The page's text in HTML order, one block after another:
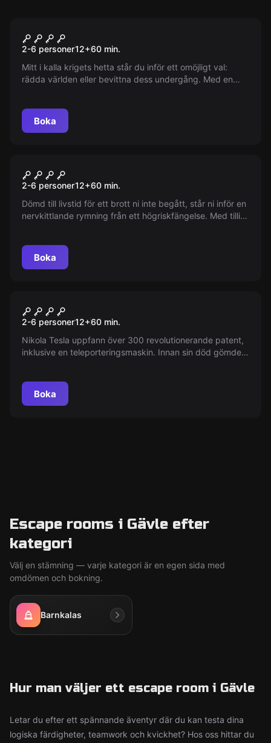
THE BUNKER
2-6 personer12+60 min.
Mitt i kalla krigets hetta står du inför ett omöjligt val:
rädda världen eller bevittna dess undergång. Med en
fienden och förhindra en kärnvapenkatastrof.
Boka
LIFE SENTENCE
2-6 personer12+60 min.
Dömd till livstid för ett brott ni inte begått, står ni inför en
nervkittlande rymning från ett högriskfängelse. Med tillit
Kan ni överlista systemet?
Boka
TESLA`S MYSTERY
2-6 personer12+60 min.
Nikola Tesla uppfann över 300 revolutionerande patent,
inklusive en teleporteringsmaskin. Innan sin död gömde
dem, baserat på kryptiska ledtrådar.
Boka
Escape rooms i Gävle efter
kategori
Välj en stämning — varje kategori är en egen sida med
omdömen och bokning.
Barnkalas
Hur man väljer ett escape room i Gävle
Letar du efter ett spännande äventyr där du kan testa dina
logiska färdigheter, teamwork och kvickhet? Hos oss hittar du